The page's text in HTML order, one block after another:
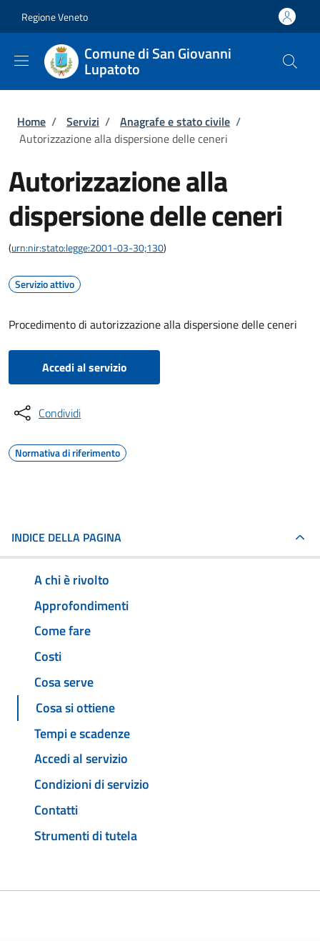
Regione Veneto
Comune di San Giovanni
Lupatoto
Briciole di pane
Home / Servizi / Anagrafe e stato civile /
Autorizzazione alla dispersione delle ceneri
Autorizzazione alla
dispersione delle ceneri
(urn:nir:stato:legge:2001-03-30;130)
Servizio attivo
Procedimento di autorizzazione alla dispersione delle ceneri
Accedi al servizio
Condividi
Normativa di riferimento
INDICE DELLA PAGINA
A chi è rivolto
Approfondimenti
Come fare
Costi
Cosa serve
Cosa si ottiene
Tempi e scadenze
Accedi al servizio
Condizioni di servizio
Contatti
Strumenti di tutela